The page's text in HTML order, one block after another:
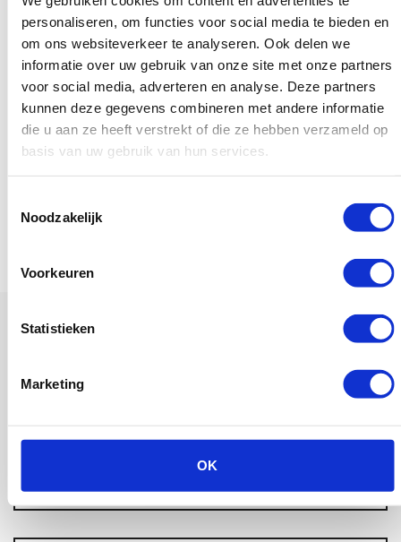
personaliseren, om functies voor social media te bieden en
om ons websiteverkeer te analyseren. Ook delen we
informatie over uw gebruik van onze site met onze partners
voor social media, adverteren en analyse. Deze partners
kunnen deze gegevens combineren met andere informatie
die u aan ze heeft verstrekt of die ze hebben verzameld op
basis van uw gebruik van hun services.
Noodzakelijk
Voorkeuren
Statistieken
Marketing
OK
vervolgens filteren op relevantie, concurrentie en potentie.
Zodra wij een definitieve lijst hebben uitgewerkt met
zoektermen voor een goede zoekmachine optimalisatie
campagne zetten we deze in een tool die de huidige posities in
Google zoekt bij deze termen. Uiteraard ontvang je deze ook
van ons!
concurrentie in kaart brengen? Vraag dan een
Concurrentie
Heb je vragen over backlinks of linkbuilding? Kom je niet uit
ons op en wij zullen je zo snel mogelijk helpen.
(Vereist)